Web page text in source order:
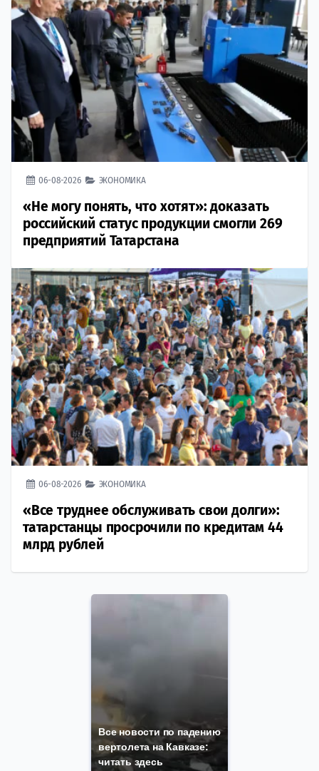
06-08-2026 ЭКОНОМИКА
«Не могу понять, что хотят»: доказать
российский статус продукции смогли 269
предприятий Татарстана
06-08-2026 ЭКОНОМИКА
«Все труднее обслуживать свои долги»:
татарстанцы просрочили по кредитам 44
млрд рублей
Все новости по падению
вертолета на Кавказе:
читать здесь